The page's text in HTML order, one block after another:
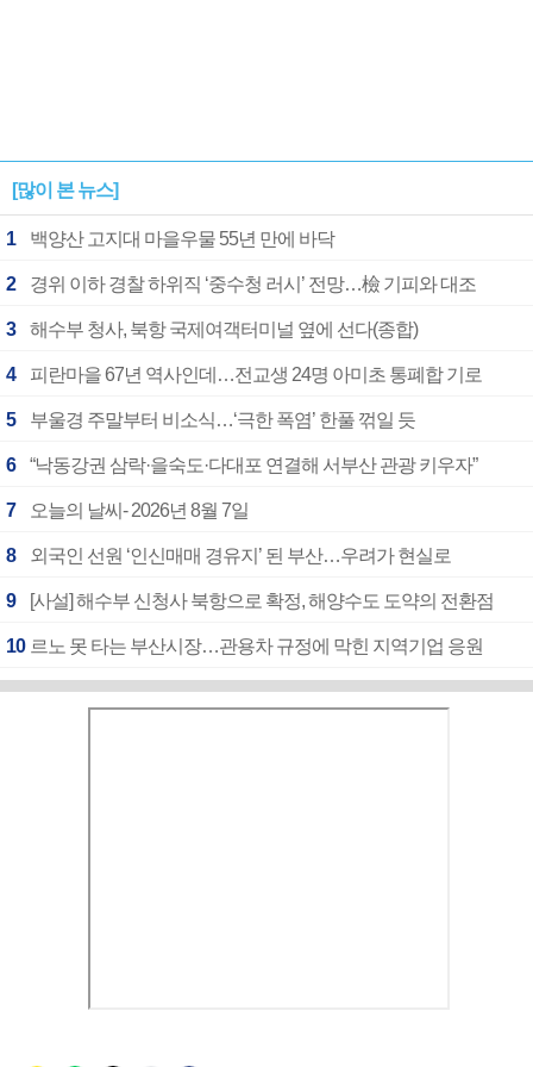
[많이 본 뉴스]
1 백양산 고지대 마을우물 55년 만에 바닥
2 경위 이하 경찰 하위직 ‘중수청 러시’ 전망…檢 기피와 대조
3 해수부 청사, 북항 국제여객터미널 옆에 선다(종합)
4 피란마을 67년 역사인데…전교생 24명 아미초 통폐합 기로
5 부울경 주말부터 비소식…‘극한 폭염’ 한풀 꺾일 듯
6 “낙동강권 삼락·을숙도·다대포 연결해 서부산 관광 키우자”
7 오늘의 날씨- 2026년 8월 7일
8 외국인 선원 ‘인신매매 경유지’ 된 부산…우려가 현실로
9 [사설] 해수부 신청사 북항으로 확정, 해양수도 도약의 전환점
10 르노 못 타는 부산시장…관용차 규정에 막힌 지역기업 응원